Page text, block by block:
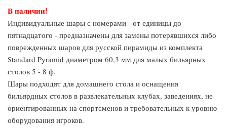
В наличии!
Индивидуальные шары с номерами - от единицы до
пятнадцатого - предназначены для замены потерявшихся либо
поврежденных шаров для русской пирамиды из комплекта
Standard Pyramid диаметром 60,3 мм для малых бильярных
столов 5 - 8 ф.
Шары подходят для домашнего стола и оснащения
бильярдных столов в развлекательных клубах, заведениях, не
ориентированных на спортсменов и требовательных к уровню
оборудования игроков.